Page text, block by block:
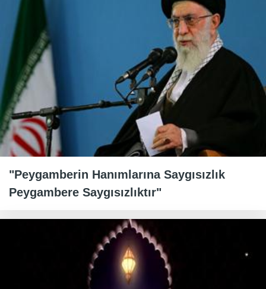
"Peygamberin Hanımlarına Saygısızlık
Peygambere Saygısızlıktır"